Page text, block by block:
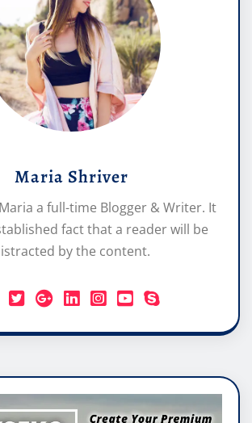
Maria Shriver
Maria a full-time Blogger & Writer. It
fact that a reader will be
by the content.